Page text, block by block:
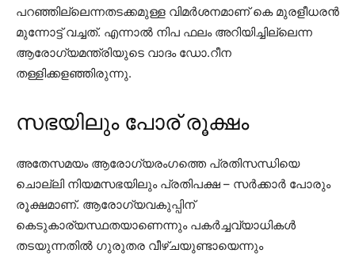
പറഞ്ഞില്ലെന്നതടക്കമുള്ള വിമർശനമാണ് കെ മുരളീധരൻ
മുന്നോട്ട് വച്ചത്. എന്നാൽ നിപ ഫലം അറിയിച്ചില്ലെന്ന
ആരോഗ്യമന്ത്രിയുടെ വാദം ഡോ.റീന
തള്ളിക്കളഞ്ഞിരുന്നു.
സഭയിലും പോര് രൂക്ഷം
അതേസമയം ആരോഗ്യരംഗത്തെ പ്രതിസന്ധിയെ
ചൊല്ലി നിയമസഭയിലും പ്രതിപക്ഷ – സർക്കാർ പോരും
രൂക്ഷമാണ്. ആരോഗ്യവകുപ്പിന്
കെടുകാര്യസ്ഥതയാണെന്നും പകർച്ചവ്യാധികൾ
തടയുന്നതിൽ ഗുരുതര വീഴ്ചയുണ്ടായെന്നും